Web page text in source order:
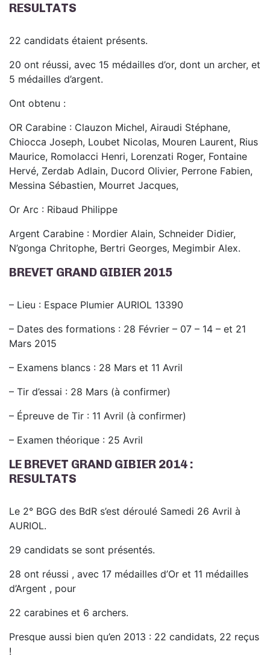
RESULTATS
22 candidats étaient présents.
20 ont réussi, avec 15 médailles d’or, dont un archer, et
5 médailles d’argent.
Ont obtenu :
OR Carabine : Clauzon Michel, Airaudi Stéphane,
Chiocca Joseph, Loubet Nicolas, Mouren Laurent, Rius
Maurice, Romolacci Henri, Lorenzati Roger, Fontaine
Hervé, Zerdab Adlain, Ducord Olivier, Perrone Fabien,
Messina Sébastien, Mourret Jacques,
Or Arc : Ribaud Philippe
Argent Carabine : Mordier Alain, Schneider Didier,
N’gonga Chritophe, Bertri Georges, Megimbir Alex.
BREVET GRAND GIBIER 2015
– Lieu : Espace Plumier AURIOL 13390
– Dates des formations : 28 Février – 07 – 14 – et 21
Mars 2015
– Examens blancs : 28 Mars et 11 Avril
– Tir d’essai : 28 Mars (à confirmer)
– Épreuve de Tir : 11 Avril (à confirmer)
– Examen théorique : 25 Avril
LE BREVET GRAND GIBIER 2014 :
RESULTATS
Le 2° BGG des BdR s’est déroulé Samedi 26 Avril à
AURIOL.
29 candidats se sont présentés.
28 ont réussi , avec 17 médailles d’Or et 11 médailles
d’Argent , pour
22 carabines et 6 archers.
Presque aussi bien qu’en 2013 : 22 candidats, 22 reçus
!